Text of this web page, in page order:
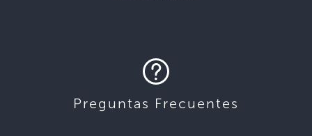
Preguntas Frecuentes